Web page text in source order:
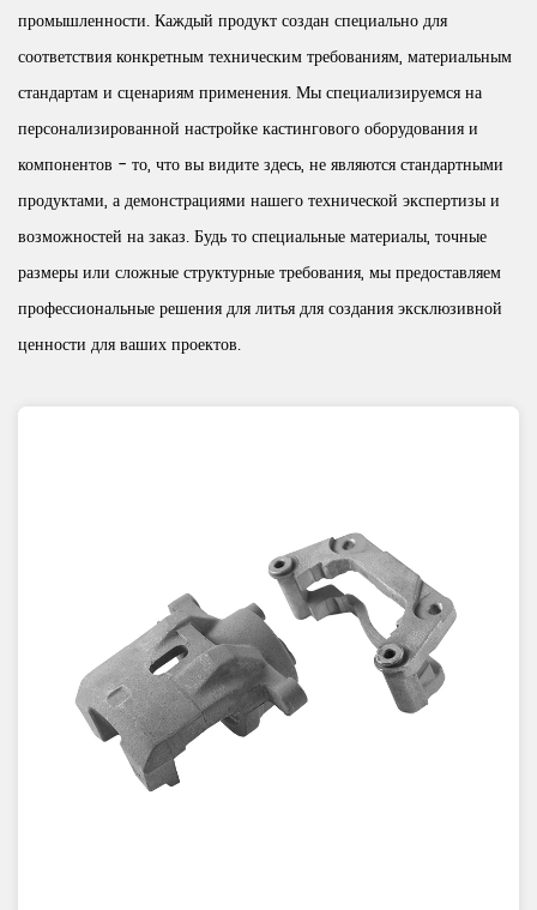
промышленности. Каждый продукт создан специально для
соответствия конкретным техническим требованиям, материальным
стандартам и сценариям применения. Мы специализируемся на
персонализированной настройке кастингового оборудования и
компонентов - то, что вы видите здесь, не являются стандартными
продуктами, а демонстрациями нашего технической экспертизы и
возможностей на заказ. Будь то специальные материалы, точные
размеры или сложные структурные требования, мы предоставляем
профессиональные решения для литья для создания эксклюзивной
ценности для ваших проектов.